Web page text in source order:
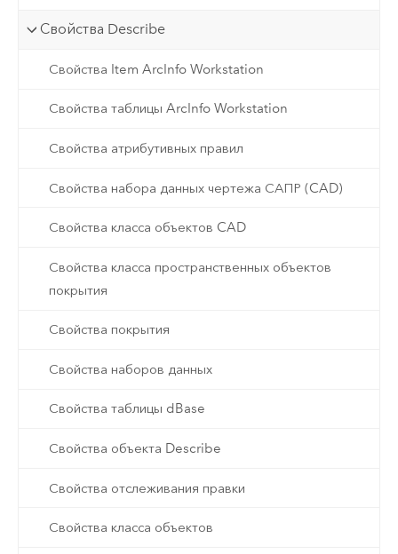
Свойства Describe
Свойства Item ArcInfo Workstation
Свойства таблицы ArcInfo Workstation
Свойства атрибутивных правил
Свойства набора данных чертежа САПР (CAD)
Свойства класса объектов CAD
Свойства класса пространственных объектов
покрытия
Свойства покрытия
Свойства наборов данных
Свойства таблицы dBase
Свойства объекта Describe
Свойства отслеживания правки
Свойства класса объектов